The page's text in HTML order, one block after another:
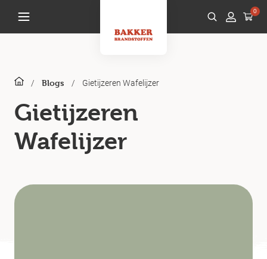
0
/ Blogs / Gietijzeren Wafelijzer
Gietijzeren
Wafelijzer